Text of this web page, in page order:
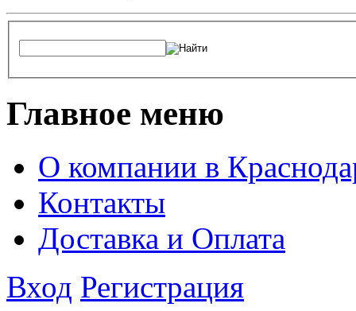
Главное меню
О компании в
Контакты
Доставка и Оплата
Вход Регистрация